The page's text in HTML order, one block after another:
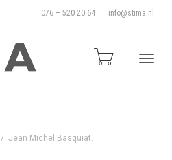
076 – 520 20 64 info@stima.nl
Jean Michel Basquiat.